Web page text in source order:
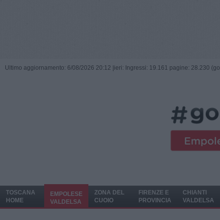
Ultimo aggiornamento: 6/08/2026 20:12 | ieri: Ingressi: 19.161 pagine: 28.230
TOSCANA
HOME
EMPOLESE
VALDELSA
ZONA DEL
CUOIO
FIRENZE E
PROVINCIA
CHIANTI
VALDELSA